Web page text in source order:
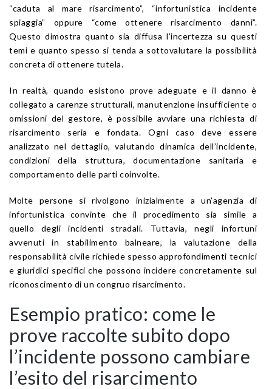
“caduta al mare risarcimento”, “infortunistica incidente
spiaggia” oppure “come ottenere risarcimento danni”.
Questo dimostra quanto sia diffusa l’incertezza su questi
temi e quanto spesso si tenda a sottovalutare la possibilità
concreta di ottenere tutela.
In realtà, quando esistono prove adeguate e il danno è
collegato a carenze strutturali, manutenzione insufficiente o
omissioni del gestore, è possibile avviare una richiesta di
risarcimento seria e fondata. Ogni caso deve essere
analizzato nel dettaglio, valutando dinamica dell’incidente,
condizioni della struttura, documentazione sanitaria e
comportamento delle parti coinvolte.
Molte persone si rivolgono inizialmente a un’agenzia di
infortunistica convinte che il procedimento sia simile a
quello degli incidenti stradali. Tuttavia, negli infortuni
avvenuti in stabilimento balneare, la valutazione della
responsabilità civile richiede spesso approfondimenti tecnici
e giuridici specifici che possono incidere concretamente sul
riconoscimento di un congruo risarcimento.
Esempio pratico: come le
prove raccolte subito dopo
l’incidente possono cambiare
l’esito del risarcimento